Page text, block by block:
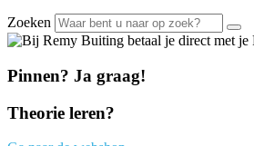
Zoeken
Pinnen? Ja graag!
Theorie leren?